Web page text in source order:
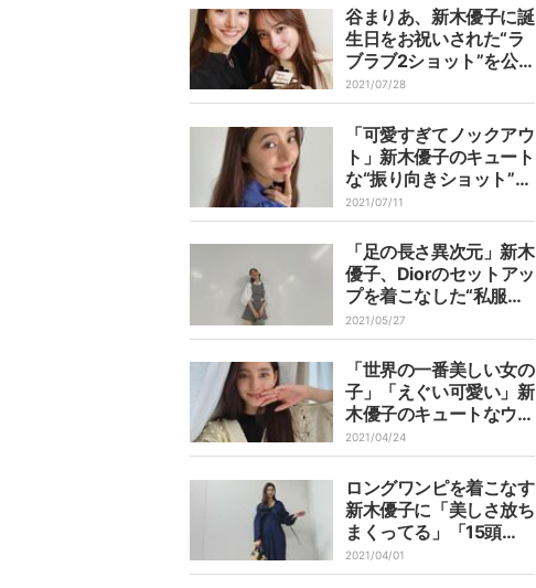
谷まりあ、新木優子に誕
生日をお祝いされた“ラ
ブラブ2ショット”を公
開「まりちゃんって言わ
れると今でもキュン」
2021/07/28
「可愛すぎてノックアウ
ト」新木優子のキュート
な“振り向きショット”に
悶絶する人続出
2021/07/11
「足の長さ異次元」新木
優子、Diorのセットアッ
プを着こなした“私服シ
ョット”を披露し反響
続々
2021/05/27
「世界の一番美しい女の
子」「えぐい可愛い」新
木優子のキュートなウィ
ンショットにファン称賛
2021/04/24
ロングワンピを着こなす
新木優子に「美しさ放ち
まくってる」「15頭
身」とファン称賛
2021/04/01